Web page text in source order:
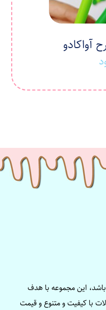
آواکادو
این مجموعه با هدف
با کیفیت و متنوع و قیمت